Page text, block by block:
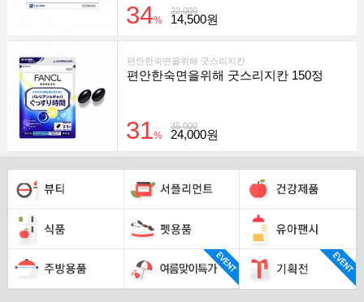
22,000
34% 14,500원
편안한숙면을위해 굿스리지칸
편안한숙면을위해 굿스리지칸 150정
35,000
31% 24,000원